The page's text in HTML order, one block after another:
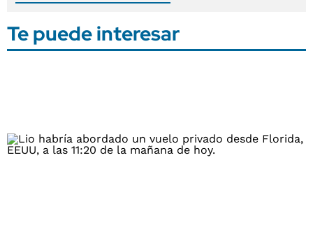
Te puede interesar